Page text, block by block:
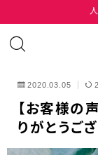
MENU
MENU
2020.03.05
【お客様の
りがとうござ